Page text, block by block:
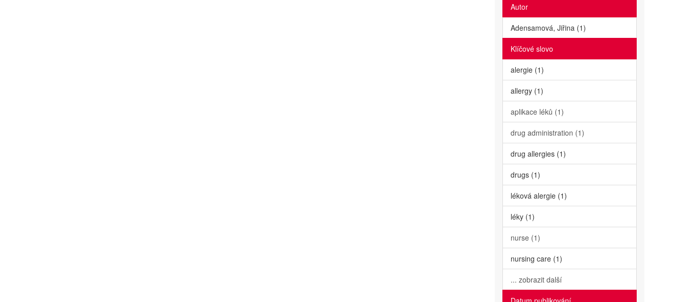
Autor
Adensamová, Jiřina (1)
Klíčové slovo
alergie (1)
allergy (1)
aplikace léků (1)
drug administration (1)
drug allergies (1)
drugs (1)
léková alergie (1)
léky (1)
nurse (1)
nursing care (1)
... zobrazit další